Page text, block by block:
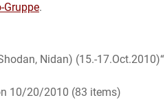
Gruppe.
Nidan) (15.-17.Oct.2010)“
10/20/2010 (83 items)